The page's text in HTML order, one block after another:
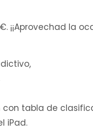
¡¡Aprovechad la
tabla de
iPad.